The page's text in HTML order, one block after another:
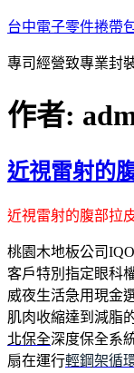
跳
主
內
台中電子零件捲帶
專司經營致專業封
作者:
近視雷射的
近視雷射的腹部拉
桃園木地板公司
客戶特別指定眼科
威夜生活急用現金
肌肉收縮達到減脂
北保全深度保全系
扇在運行輕鋼架循